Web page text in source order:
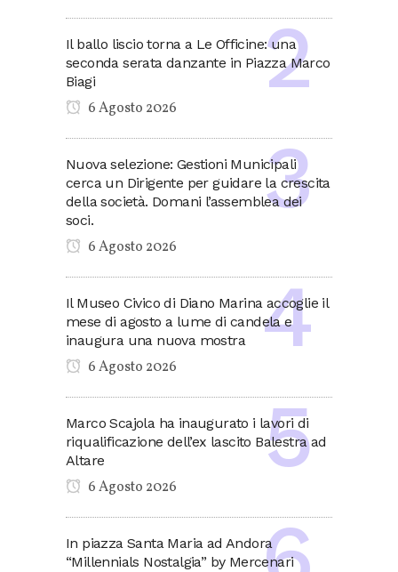
Il ballo liscio torna a Le Officine: una
seconda serata danzante in Piazza Marco
Biagi
6 Agosto 2026
Nuova selezione: Gestioni Municipali
cerca un Dirigente per guidare la crescita
della società. Domani l’assemblea dei
soci.
6 Agosto 2026
Il Museo Civico di Diano Marina accoglie il
mese di agosto a lume di candela e
inaugura una nuova mostra
6 Agosto 2026
Marco Scajola ha inaugurato i lavori di
riqualificazione dell’ex lascito Balestra ad
Altare
6 Agosto 2026
In piazza Santa Maria ad Andora
“Millennials Nostalgia” by Mercenari